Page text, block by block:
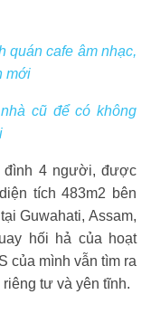
quán cafe âm nhạc,
mới
cũ để có không
đình 4 người, được
tích 483m2 bên
Guwahati, Assam,
hối hả của hoạt
của mình vẫn tìm ra
tư và yên tĩnh.